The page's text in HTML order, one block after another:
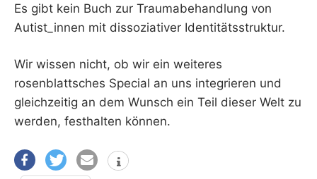
Es gibt kein Buch zur Traumabehandlung von
Autist_innen mit dissoziativer Identitätsstruktur.
Wir wissen nicht, ob wir ein weiteres
rosenblattsches Special an uns integrieren und
gleichzeitig an dem Wunsch ein Teil dieser Welt zu
werden, festhalten können.